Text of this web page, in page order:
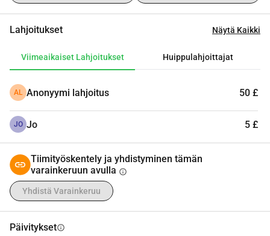
Lahjoitukset Näytä Kaikki
Viimeaikaiset Lahjoitukset Huippulahjoittajat
AL Anonyymi lahjoitus 50 £
JO Jo 5 £
Tiimityöskentely ja yhdistyminen tämän
varainkeruun avulla info
Yhdistä Varainkeruu
Päivityksetinfo